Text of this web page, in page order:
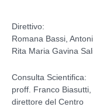
Direttivo:
Romana Bassi,
Rita Maria Gavina
Consulta Scientifica:
proff. Franco
direttore del Centro